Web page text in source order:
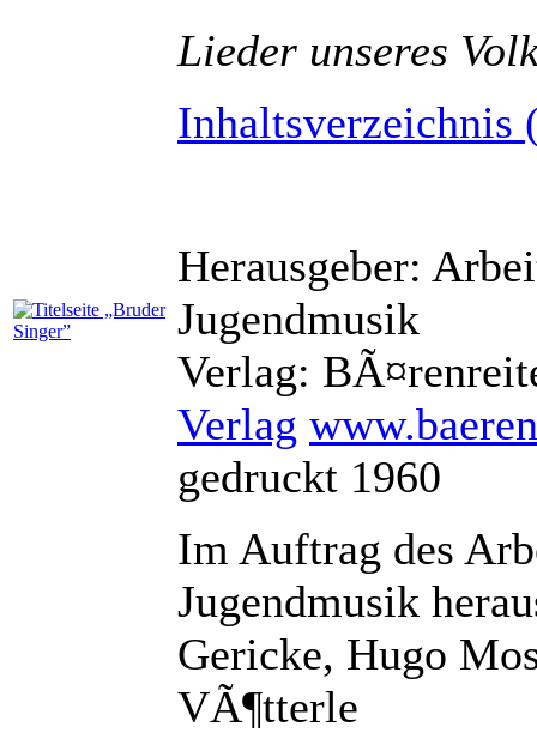
Lieder unseres
Inhaltsverzeichnis
Herausgeber:
Jugendmusik
Verlag:
Verlag
gedruckt 1960
Im Auftrag des
Jugendmusik
Gericke, Hugo
VÃ¶tterle